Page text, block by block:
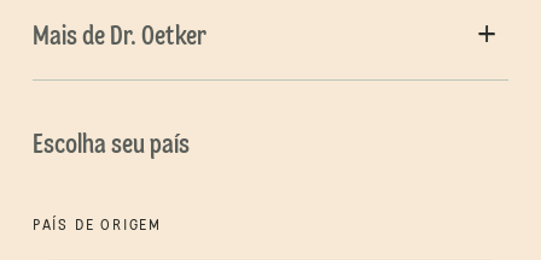
Mais de Dr. Oetker
Escolha seu país
PAÍS DE ORIGEM